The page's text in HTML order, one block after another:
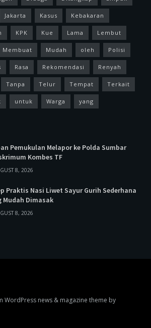
Jakarta Kasus Kebakaran
KPK Kue Lama Lembut
Membuat Mudah oleh Polisi
Rasa Rekomendasi Renyah
Tanpa Telur Tempat Terkait
untuk Warga yang
Pemukulan Melapor ke Polda Sumbar
Kombes TF
8, 2026
Praktis Nasi Liwet Sayur Gurih Sederhana
Mudah Dimasak
8, 2026
WordPress news & magazine theme by